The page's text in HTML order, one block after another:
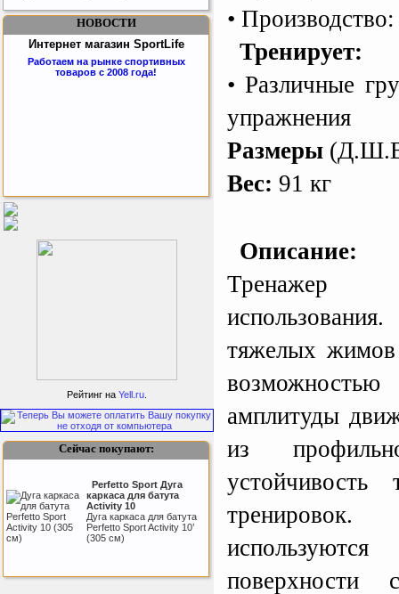
•
Тренирует:
• Различные
упражнения
Размеры
Вес: 91 кг
Описание:
Тренажер
тяжелых жимов
амплитуды
из
устойчивость
поверхности
НОВОСТИ
Интернет магазин SportLife
Работаем на рынке спортивных
товаров с 2008 года!
SportLife
Как заставить женщину
заниматся спортом?
Рейтинг на Yell.ru
Сейчас покупают:
Perfetto Sport Дуга
каркаса для батута
Activity 10
Дуга каркаса для батута
Perfetto Sport Activity 10’
(305 см)